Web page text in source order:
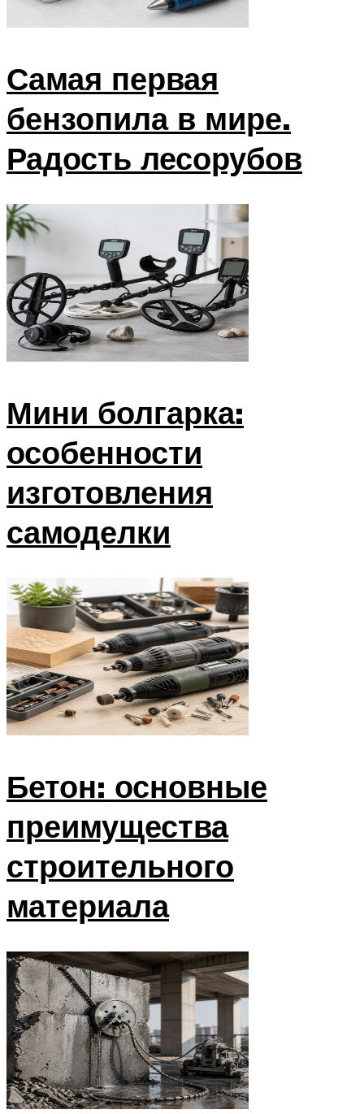
Самая первая
бензопила в мире.
Радость лесорубов
Мини болгарка:
особенности
изготовления
самоделки
Бетон: основные
преимущества
строительного
материала